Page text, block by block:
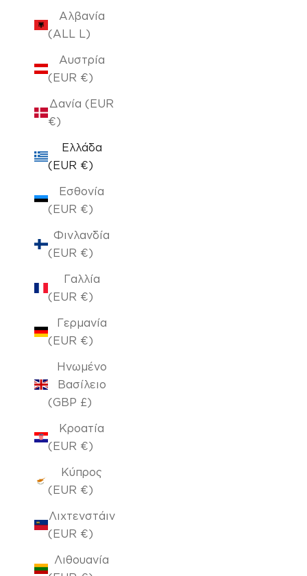
Αλβανία
(ALL L)
Αυστρία
(EUR €)
Δανία (EUR
€)
Ελλάδα
(EUR €)
Εσθονία
(EUR €)
Φινλανδία
(EUR €)
Γαλλία
(EUR €)
Γερμανία
(EUR €)
Ηνωμένο
Βασίλειο
(GBP £)
Κροατία
(EUR €)
Κύπρος
(EUR €)
Λιχτενστάιν
(EUR €)
Λιθουανία